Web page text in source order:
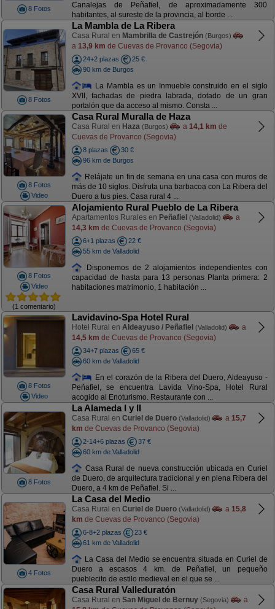
8 Fotos
Canalejas de Peñafiel, de aproximadamente 300
habitantes, al sureste de la provincia, al borde ...
8 Fotos
La Mambla de La Ribera
Casa Rural en Mambrilla de Castrejón (Burgos)
a 13,9 km de Cuevas de Provanco (Segovia)
24+2 plazas
25 €
90 km de Burgos
La Mambla es un Inmueble construido en el siglo
XVII, fachadas de piedra labrada, dotado de un gran
portalón que da acceso al mismo. Consta ...
8 Fotos
Video
Casa Rural Muralla de Haza
Casa Rural en Haza (Burgos) a 14,1 km de
Cuevas de Provanco (Segovia)
8 plazas
30 €
96 km de Burgos
Relájate un fin de semana en una casa con muros de
más de 10 siglos. Disfruta una barbacoa con La Ribera del
Duero a tus pies. Casa rural 4 ...
8 Fotos
Video
(1 comentario)
Alojamiento Rural Pueblo de La Ribera
Apartamentos Rurales en Peñafiel (Valladolid)
a
14,3 km de Cuevas de Provanco (Segovia)
6+1 plazas
22 €
55 km de Valladolid
Disponemos de 2 alojamientos independientes con
capacidad de hasta para 13 personas Planta primera: 2
habitaciones matrimonio, 1 habitación ...
8 Fotos
Video
Lavidavino-Spa Hotel Rural
Hotel Rural en Aldeayuso / Peñafiel (Valladolid)
a
14,5 km de Cuevas de Provanco (Segovia)
34+7 plazas
65 €
60 km de Valladolid
En el corazón de la Ribera del Duero, Aldeayuso -
Peñafiel, se encuentra Lavida Vino-Spa, Hotel Rural
acogido al Enoturismo. Restaurante con ...
8 Fotos
La Alameda I y II
Casa Rural en Curiel de Duero (Valladolid) a 15,7
km de Cuevas de Provanco (Segovia)
2-14+6 plazas
37 €
60 km de Valladolid
Casa Rural de nueva construcción ubicada en Curiel
de Duero, de arquitectura tradicional y en plena Ribera del
Duero, a 4 km de Peñafiel. Si ...
4 Fotos
La Casa del Medio
Casa Rural en Curiel de Duero (Valladolid) a 15,8
km de Cuevas de Provanco (Segovia)
6-8+2 plazas
23 €
61 km de Valladolid
La Casa del Medio se encuentra situada en Curiel de
Duero a escasos 4 km. de Peñafiel, un pequeño
pueblecito de estilo medieval en el que se ...
Casa Rural Valleduratón
Casa Rural en San Miguel de Bernuy (Segovia)
a